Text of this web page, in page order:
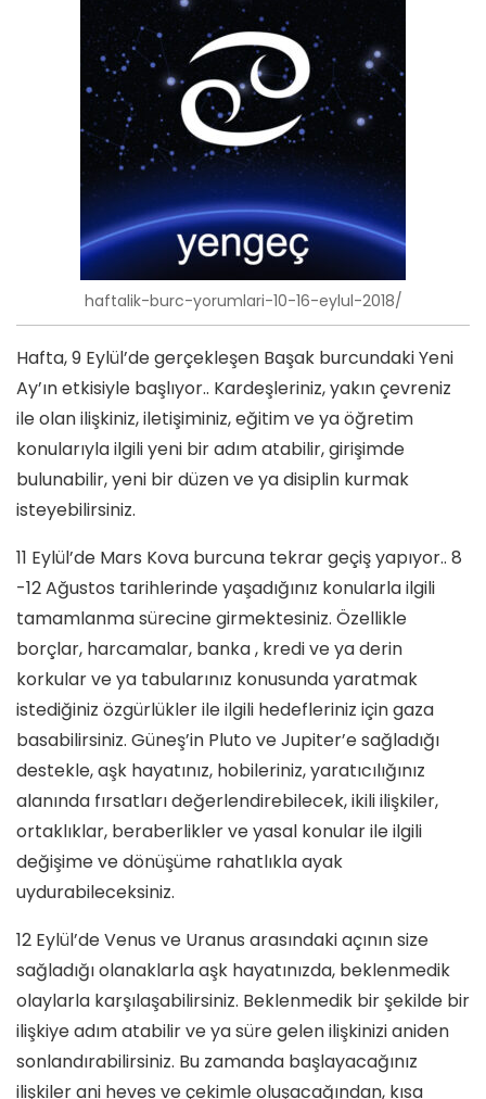
haftalik-burc-yorumlari-10-16-eylul-2018/
Hafta, 9 Eylül’de gerçekleşen Başak burcundaki Yeni
Ay’ın etkisiyle başlıyor.. Kardeşleriniz, yakın çevreniz
ile olan ilişkiniz, iletişiminiz, eğitim ve ya öğretim
konularıyla ilgili yeni bir adım atabilir, girişimde
bulunabilir, yeni bir düzen ve ya disiplin kurmak
isteyebilirsiniz.
11 Eylül’de Mars Kova burcuna tekrar geçiş yapıyor.. 8
-12 Ağustos tarihlerinde yaşadığınız konularla ilgili
tamamlanma sürecine girmektesiniz. Özellikle
borçlar, harcamalar, banka , kredi ve ya derin
korkular ve ya tabularınız konusunda yaratmak
istediğiniz özgürlükler ile ilgili hedefleriniz için gaza
basabilirsiniz. Güneş’in Pluto ve Jupiter’e sağladığı
destekle, aşk hayatınız, hobileriniz, yaratıcılığınız
alanında fırsatları değerlendirebilecek, ikili ilişkiler,
ortaklıklar, beraberlikler ve yasal konular ile ilgili
değişime ve dönüşüme rahatlıkla ayak
uydurabileceksiniz.
12 Eylül’de Venus ve Uranus arasındaki açının size
sağladığı olanaklarla aşk hayatınızda, beklenmedik
olaylarla karşılaşabilirsiniz. Beklenmedik bir şekilde bir
ilişkiye adım atabilir ve ya süre gelen ilişkinizi aniden
sonlandırabilirsiniz. Bu zamanda başlayacağınız
ilişkiler ani heves ve çekimle oluşacağından, kısa